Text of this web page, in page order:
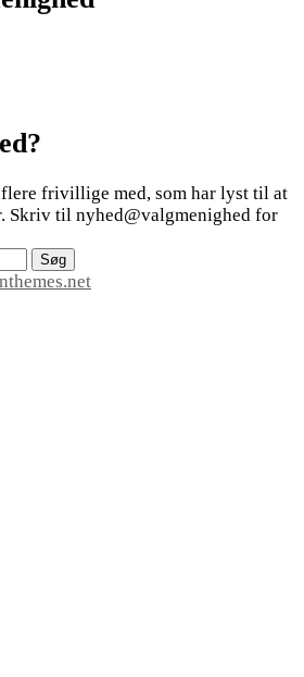
frivillige med, som har lyst til at
Skriv til nyhed@valgmenighed for